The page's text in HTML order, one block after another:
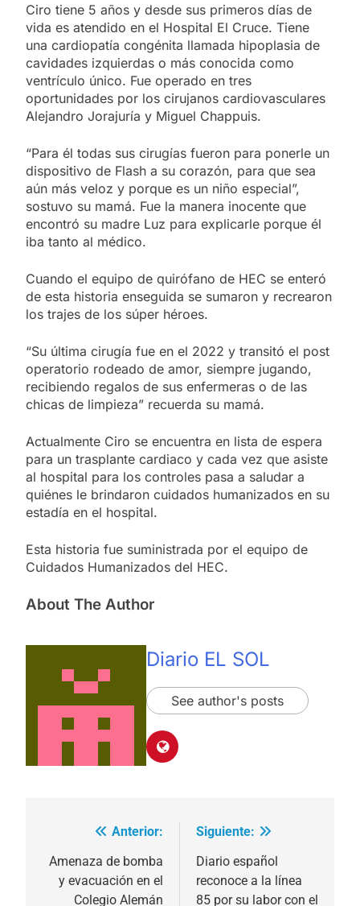
Ciro tiene 5 años y desde sus primeros días de
vida es atendido en el Hospital El Cruce. Tiene
una cardiopatía congénita llamada hipoplasia de
cavidades izquierdas o más conocida como
ventrículo único. Fue operado en tres
oportunidades por los cirujanos cardiovasculares
Alejandro Jorajuría y Miguel Chappuis.
“Para él todas sus cirugías fueron para ponerle un
dispositivo de Flash a su corazón, para que sea
aún más veloz y porque es un niño especial”,
sostuvo su mamá. Fue la manera inocente que
encontró su madre Luz para explicarle porque él
iba tanto al médico.
Cuando el equipo de quirófano de HEC se enteró
de esta historia enseguida se sumaron y recrearon
los trajes de los súper héroes.
“Su última cirugía fue en el 2022 y transitó el post
operatorio rodeado de amor, siempre jugando,
recibiendo regalos de sus enfermeras o de las
chicas de limpieza” recuerda su mamá.
Actualmente Ciro se encuentra en lista de espera
para un trasplante cardiaco y cada vez que asiste
al hospital para los controles pasa a saludar a
quiénes le brindaron cuidados humanizados en su
estadía en el hospital.
Esta historia fue suministrada por el equipo de
Cuidados Humanizados del HEC.
About The Author
Diario EL SOL
See author's posts
Navegación
de
entradas
Anterior:
Amenaza de bomba
y evacuación en el
Colegio Alemán
Siguiente:
Diario español
reconoce a la línea
85 por su labor con el